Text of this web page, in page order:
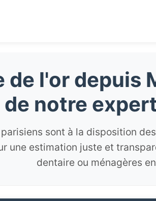
de l'or depuis
notre
sont à la disposition
une estimation juste et
dentaire ou ménagères